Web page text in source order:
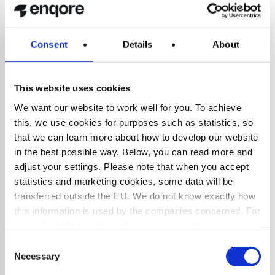
Consent Details About
This website uses cookies
We want our website to work well for you. To achieve
this, we use cookies for purposes such as statistics, so
that we can learn more about how to develop our website
in the best possible way. Below, you can read more and
adjust your settings. Please note that when you accept
statistics and marketing cookies, some data will be
transferred outside the EU. We do not know exactly how
this information is used by the companies concerned. For
apply within the EU, which may entail certain risks to
your personal data. The companies concerned must
Selection
Necessary
Befolkningstillväxt
Hur har jordens befolkning förändrats genom
åren och vad kan vi förvänta oss i framtiden?
Vår rapport ger en djupdykning i
befolkningsutvecklingen från 1960 till 2050,
uppdelat på länder och kontinenter.
Dessutom kan den avslöja viktiga trender som
formar vår värld. Utforska rapporten och få en
bättre förståelse för hur demografiska
förändringar påverkar globala samhällen och